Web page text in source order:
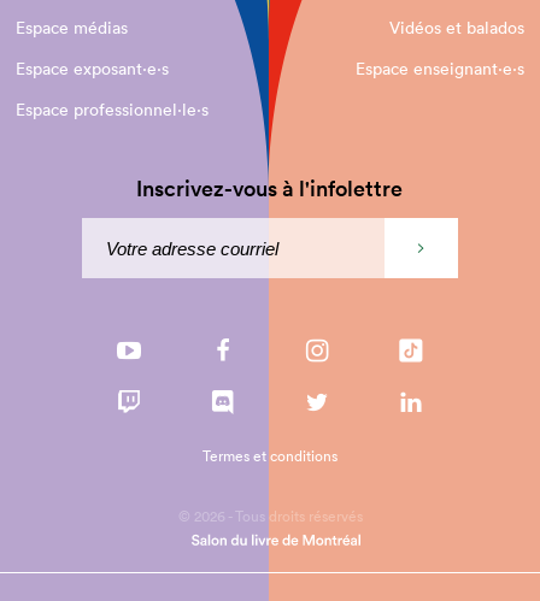
Espace médias
Vidéos et balados
Espace exposant·e⋅s
Espace enseignant·e⋅s
Espace professionnel·le⋅s
Inscrivez-vous à l'infolettre
© 2026 - Tous droits réservés
Termes et conditions